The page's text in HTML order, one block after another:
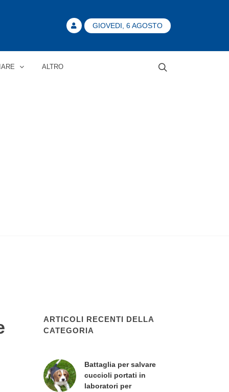
GIOVEDI, 6 AGOSTO
ALTRO
ARTICOLI RECENTI DELLA
CATEGORIA
Battaglia per salvare
cuccioli portati in
laboratori per